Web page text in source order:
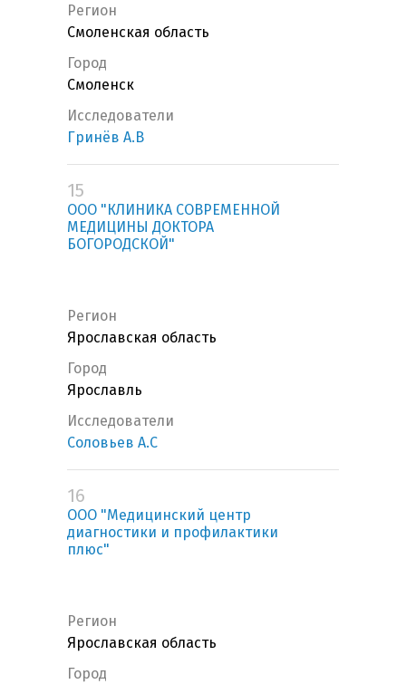
Регион
Смоленская область
Город
Смоленск
Исследователи
Гринёв А.В
15
ООО "КЛИНИКА СОВРЕМЕННОЙ
МЕДИЦИНЫ ДОКТОРА
БОГОРОДСКОЙ"
Регион
Ярославская область
Город
Ярославль
Исследователи
Соловьев А.С
16
ООО "Медицинский центр
диагностики и профилактики
плюс"
Регион
Ярославская область
Город